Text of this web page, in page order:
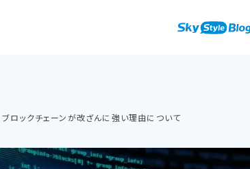
ブロックチェーンが改ざんに強い理由について